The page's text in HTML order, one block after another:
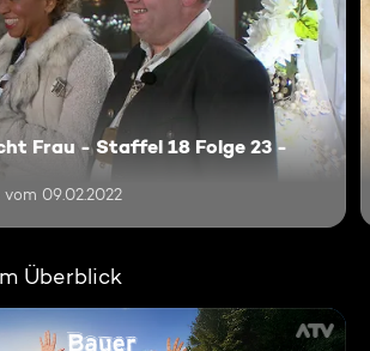
Frau - Staffel 18 Folge 23 -
vom 09.02.2022
Überblick